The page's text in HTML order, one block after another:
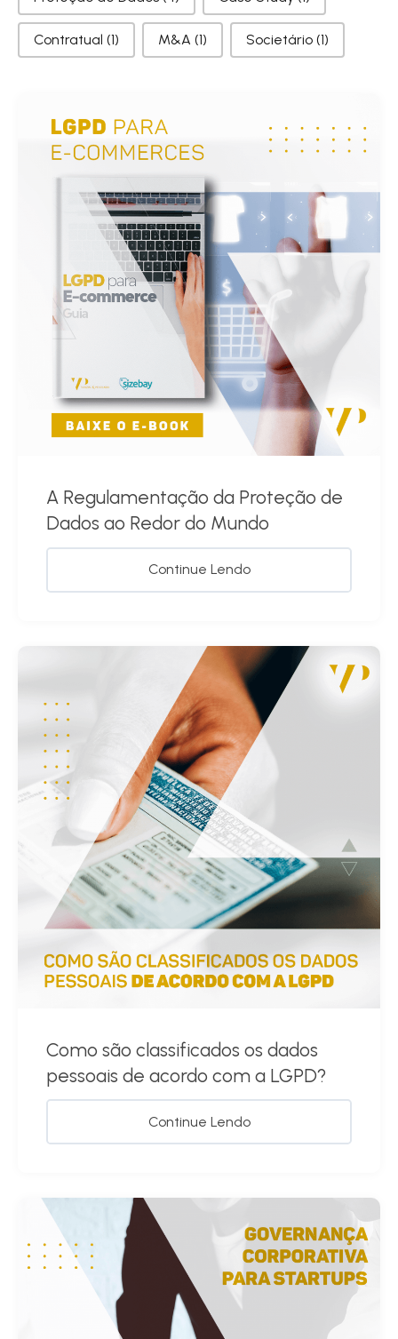
Contratual (1) M&A (1) Societário (1)
A Regulamentação da Proteção de
Dados ao Redor do Mundo
Continue Lendo
Como são classificados os dados
pessoais de acordo com a LGPD?
Continue Lendo